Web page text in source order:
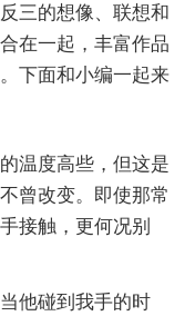
三的想像、联想和
在一起，丰富作品
下面和小编一起来
温度高些，但这是
曾改变。即使那常
接触，更何况别
他碰到我手的时